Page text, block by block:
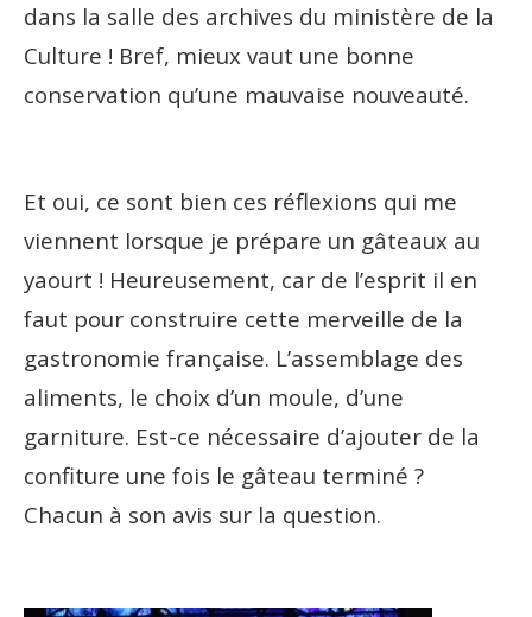
dans la salle des archives du ministère de la
Culture ! Bref, mieux vaut une bonne
conservation qu’une mauvaise nouveauté.
Et oui, ce sont bien ces réflexions qui me
viennent lorsque je prépare un gâteaux au
yaourt ! Heureusement, car de l’esprit il en
faut pour construire cette merveille de la
gastronomie française. L’assemblage des
aliments, le choix d’un moule, d’une
garniture. Est-ce nécessaire d’ajouter de la
confiture une fois le gâteau terminé ?
Chacun à son avis sur la question.